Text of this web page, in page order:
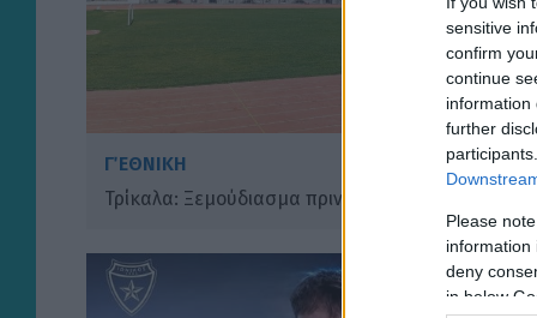
sensitive
confirm
continue
information
further
Please
information
deny
in below
Γ΄ ΕΘΝΙΚΗ
Τρίκαλα: Ξεμούδιασμα πριν το Κύπελλο